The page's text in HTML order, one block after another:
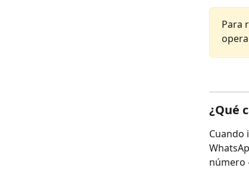
Para
¿Qué
Cuando
número